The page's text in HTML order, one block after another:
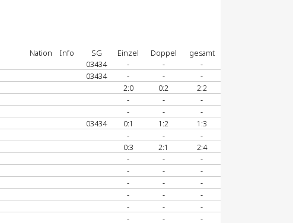
Nation Info SG Einzel Doppel
gesamt
03434 - -
-
03434 - -
-
2:0 0:2
2:2
- -
-
- -
-
03434 0:1 1:2
1:3
- -
-
0:3 2:1
2:4
- -
-
- -
-
- -
-
- -
-
- -
-
- - -